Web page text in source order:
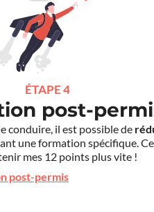
ÉTAPE 4
post-
conduire, il est possible de
une formation spécifique.
mes 12 points plus vite !
post-permis